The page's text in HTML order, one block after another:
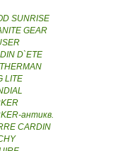
SUNRISE
GEAR
D`ETE
LITE
антикв.
CARDIN